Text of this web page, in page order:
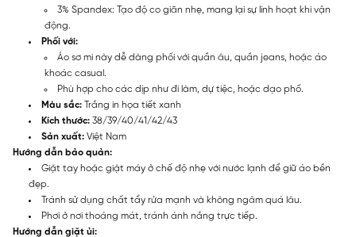
3% Spandex: Tạo độ co giãn nhẹ, mang lại sự linh hoạt khi vận
động.
Phối với:
Áo sơ mi này dễ dàng phối với quần âu, quần jeans, hoặc áo
khoác casual.
Phù hợp cho các dịp như đi làm, dự tiệc, hoặc dạo phố.
Màu sắc: Trắng in họa tiết xanh
Kích thước: 38/39/40/41/42/43
Sản xuất: Việt Nam
Hướng dẫn bảo quản:
Giặt tay hoặc giặt máy ở chế độ nhẹ với nước lạnh để giữ áo bền
đẹp.
Tránh sử dụng chất tẩy rửa mạnh và không ngâm quá lâu.
Phơi ở nơi thoáng mát, tránh ánh nắng trực tiếp.
Hướng dẫn giặt ủi: